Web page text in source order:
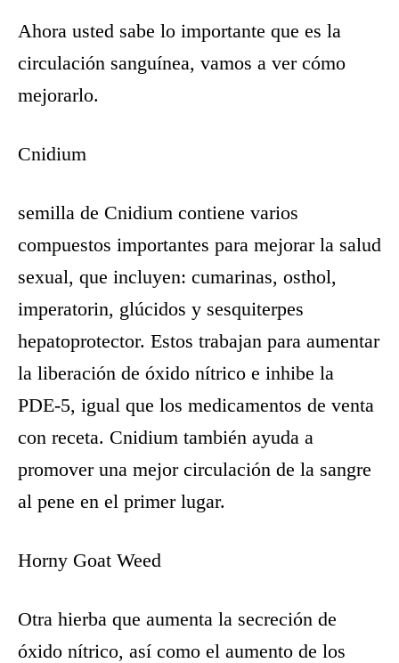
Ahora usted sabe lo importante que es la
circulación sanguínea, vamos a ver cómo
mejorarlo.
Cnidium
semilla de Cnidium contiene varios
compuestos importantes para mejorar la salud
sexual, que incluyen: cumarinas, osthol,
imperatorin, glúcidos y sesquiterpes
hepatoprotector. Estos trabajan para aumentar
la liberación de óxido nítrico e inhibe la
PDE-5, igual que los medicamentos de venta
con receta. Cnidium también ayuda a
promover una mejor circulación de la sangre
al pene en el primer lugar.
Horny Goat Weed
Otra hierba que aumenta la secreción de
óxido nítrico, así como el aumento de los